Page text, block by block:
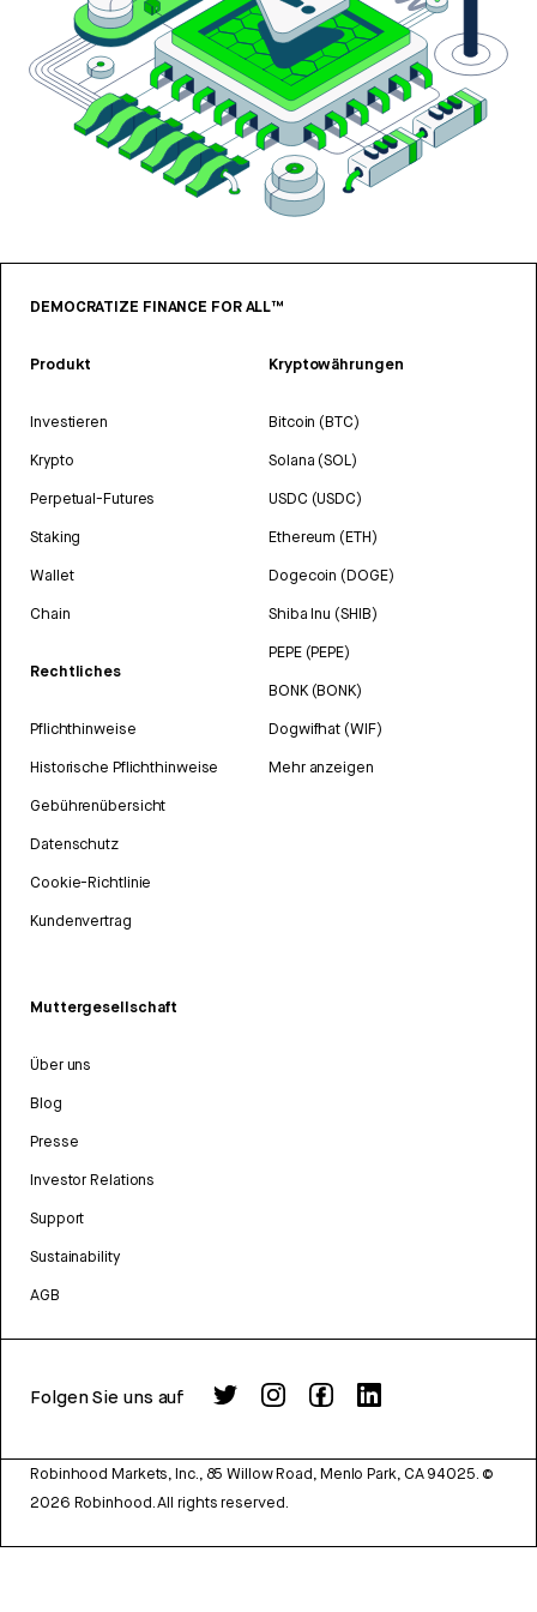
DEMOCRATIZE FINANCE FOR ALL™
Produkt
Investieren
Krypto
Perpetual-Futures
Staking
Wallet
Chain
Rechtliches
Pflichthinweise
Historische Pflichthinweise
Gebührenübersicht
Datenschutz
Cookie-Richtlinie
Kundenvertrag
Kryptowährungen
Bitcoin (BTC)
Solana (SOL)
USDC (USDC)
Ethereum (ETH)
Dogecoin (DOGE)
Shiba Inu (SHIB)
PEPE (PEPE)
BONK (BONK)
Dogwifhat (WIF)
Mehr anzeigen
Muttergesellschaft
Über uns
Blog
Presse
Investor Relations
Support
Sustainability
AGB
Folgen Sie uns auf
Robinhood Markets, Inc., 85 Willow Road, Menlo Park, CA 94025. ©
2026 Robinhood. All rights reserved.